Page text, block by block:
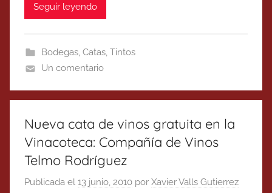
Seguir leyendo
Bodegas, Catas, Tintos
Un comentario
Nueva cata de vinos gratuita en la
Vinacoteca: Compañía de Vinos
Telmo Rodríguez
Publicada el 13 junio, 2010 por Xavier Valls Gutierrez